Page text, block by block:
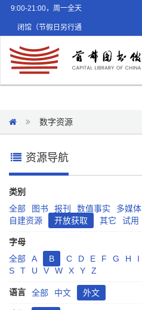
9:00-21:00，周一全天
闭馆（节假日另行通
数字资源
资源导航
类别
全部
图书 报刊 数值事实 多媒体
自建资源
开放获取 其它 试用
字母
全部
A B C D E F G H I
S
T U V W X Y Z
语言 全部 中文 外文